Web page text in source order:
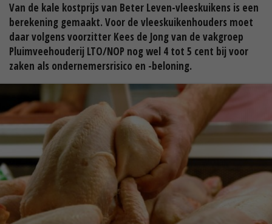
Van de kale kostprijs van Beter Leven-vleeskuikens is een
berekening gemaakt. Voor de vleeskuikenhouders moet
daar volgens voorzitter Kees de Jong van de vakgroep
Pluimveehouderij LTO/NOP nog wel 4 tot 5 cent bij voor
zaken als ondernemersrisico en -beloning.